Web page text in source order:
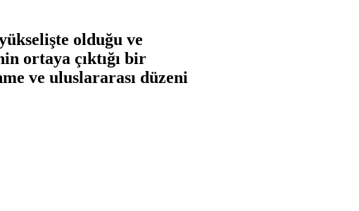
olduğu ve
ortaya çıktığı bir
ve uluslararası düzeni